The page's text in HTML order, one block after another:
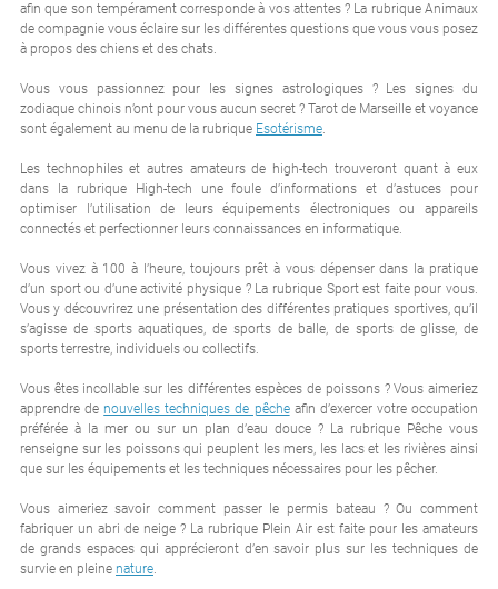
afin que son tempérament corresponde à vos attentes ? La rubrique Animaux
de compagnie vous éclaire sur les différentes questions que vous vous posez
à propos des chiens et des chats.
Vous vous passionnez pour les signes astrologiques ? Les signes du
zodiaque chinois n’ont pour vous aucun secret ? Tarot de Marseille et voyance
sont également au menu de la rubrique Esotérisme.
Les technophiles et autres amateurs de high-tech trouveront quant à eux
dans la rubrique High-tech une foule d’informations et d’astuces pour
optimiser l’utilisation de leurs équipements électroniques ou appareils
connectés et perfectionner leurs connaissances en informatique.
Vous vivez à 100 à l’heure, toujours prêt à vous dépenser dans la pratique
d’un sport ou d’une activité physique ? La rubrique Sport est faite pour vous.
Vous y découvrirez une présentation des différentes pratiques sportives, qu’il
s’agisse de sports aquatiques, de sports de balle, de sports de glisse, de
sports terrestre, individuels ou collectifs.
Vous êtes incollable sur les différentes espèces de poissons ? Vous aimeriez
apprendre de nouvelles techniques de pêcheafin d’exercer votre occupation
préférée à la mer ou sur un plan d’eau douce ? La rubrique Pêche vous
renseigne sur les poissons qui peuplent les mers, les lacs et les rivières ainsi
que sur les équipements et les techniques nécessaires pour les pêcher.
Vous aimeriez savoir comment passer le permis bateau ? Ou comment
fabriquer un abri de neige ? La rubrique Plein Air est faite pour les amateurs
de grands espaces qui apprécieront d’en savoir plus sur les techniques de
survie en pleine nature.